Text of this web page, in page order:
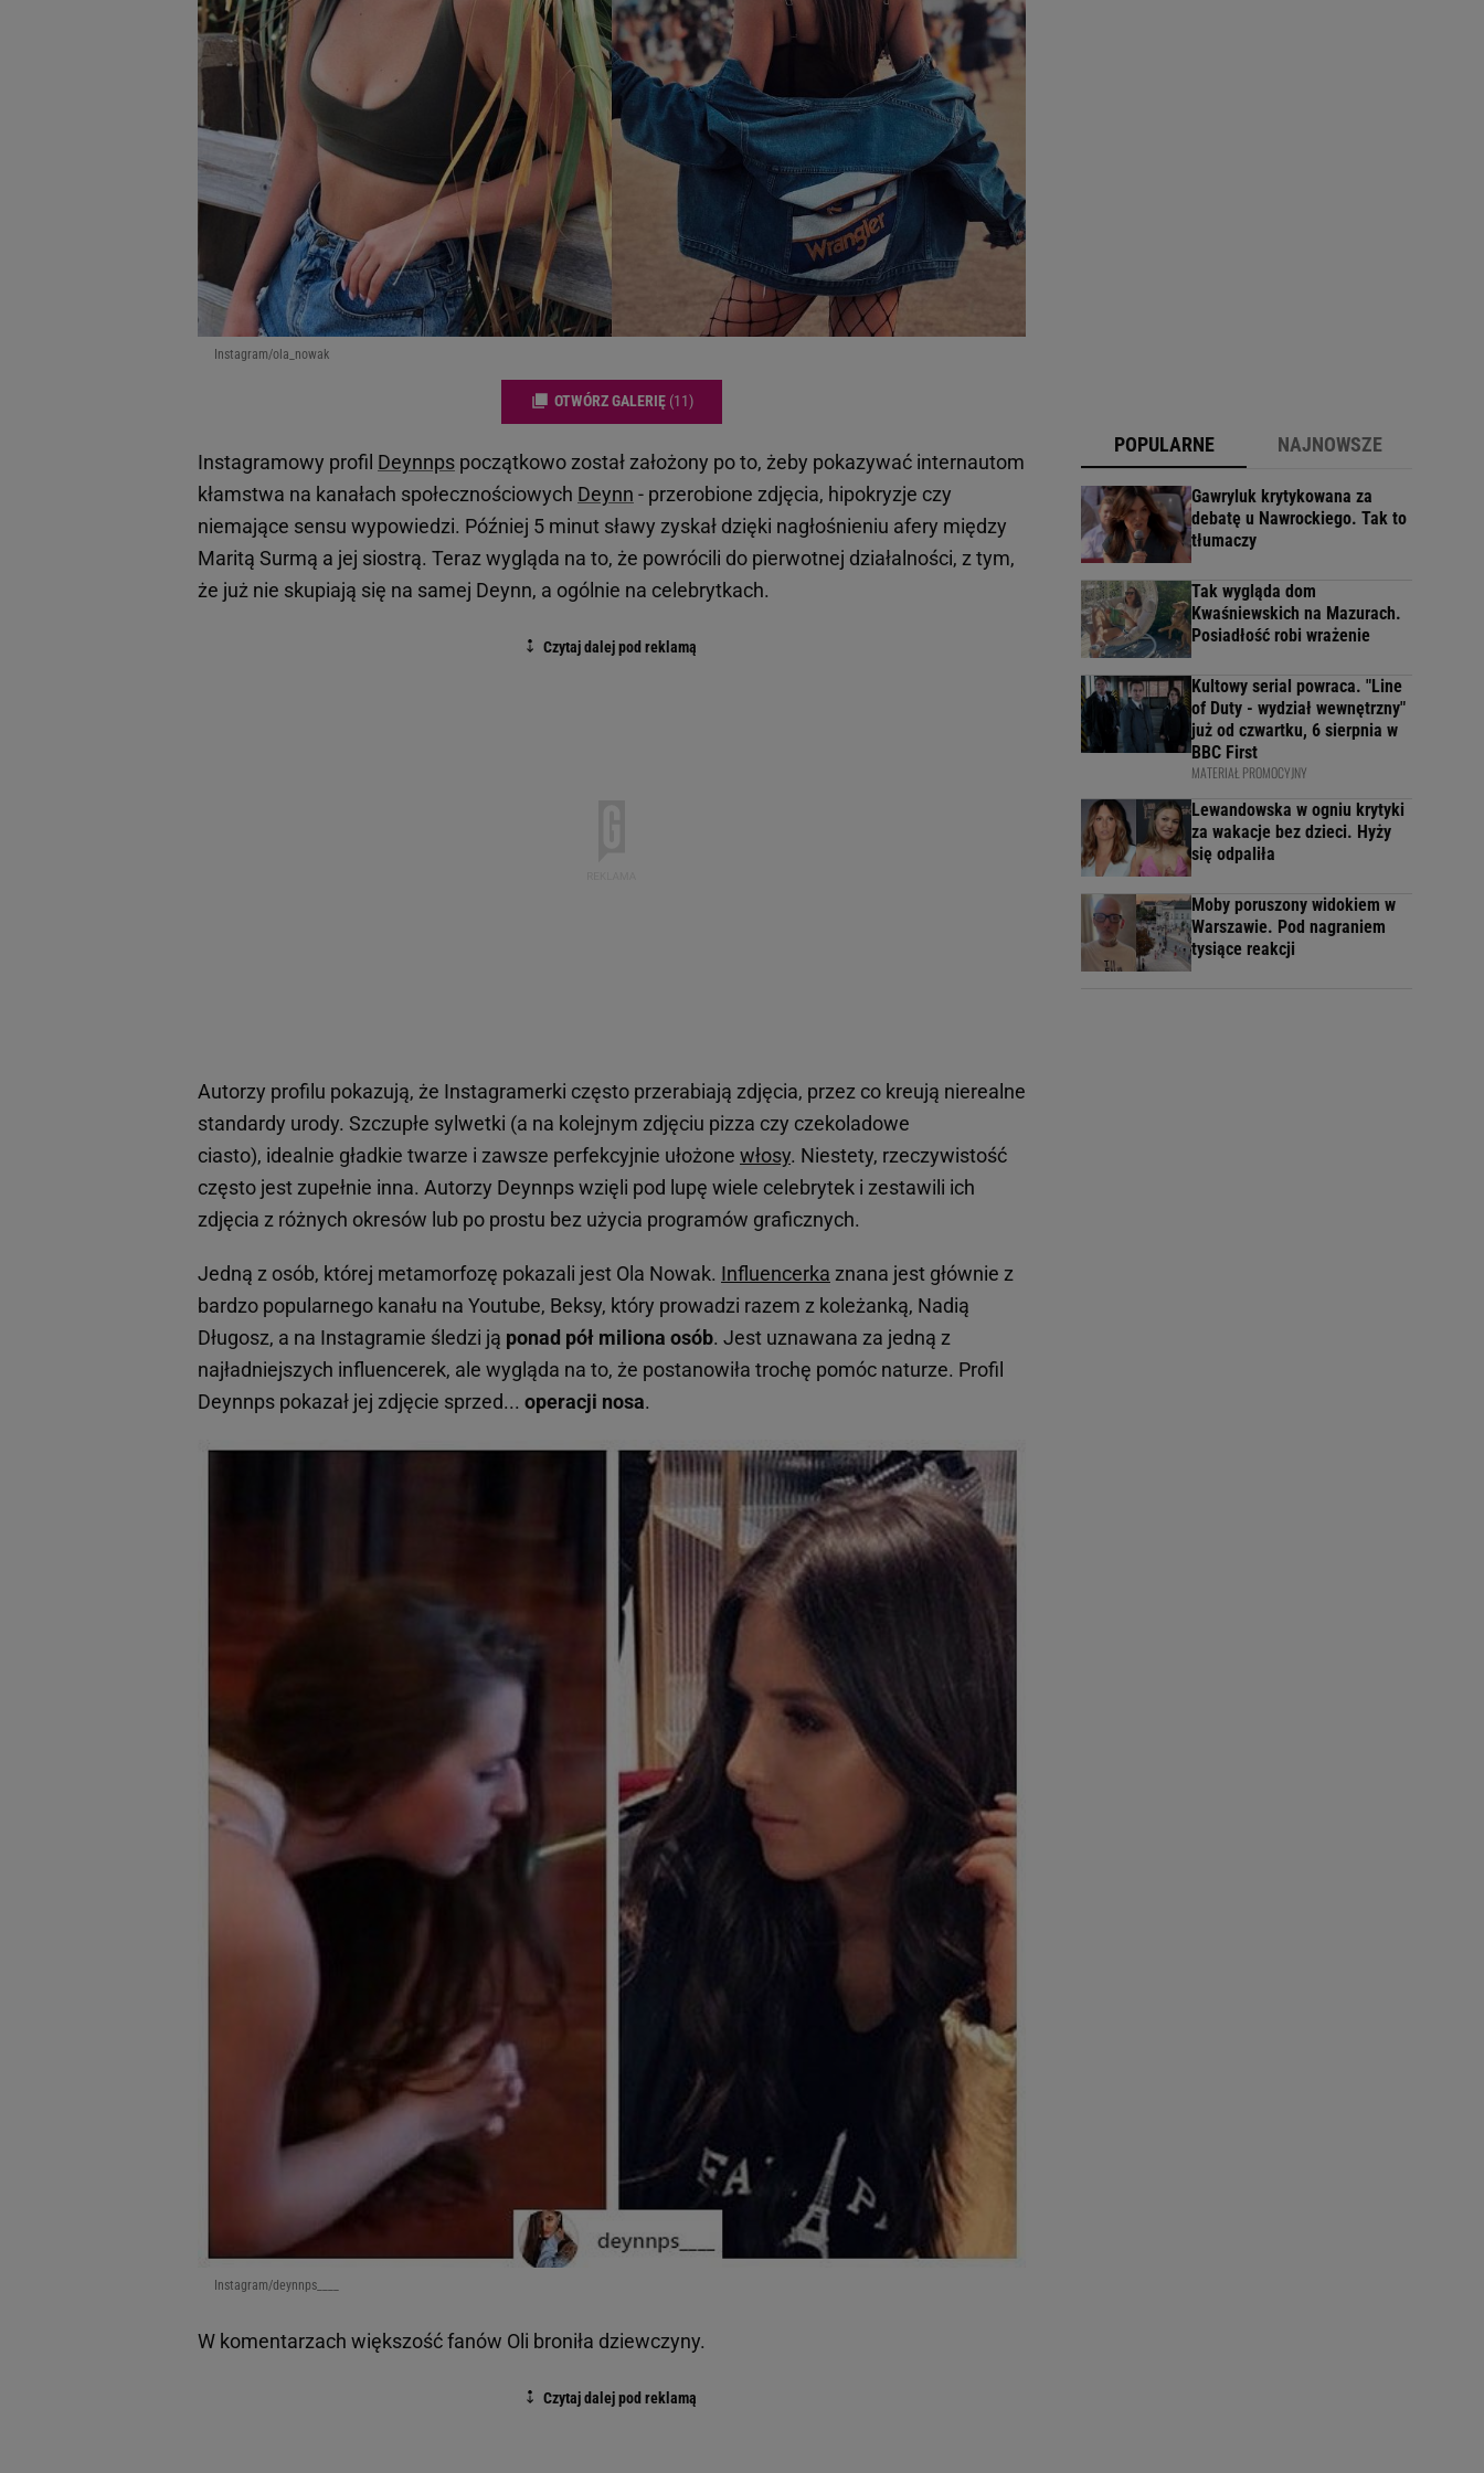
Instagram/ola_nowak
OTWÓRZ GALERIĘ (11)
Instagramowy profil Deynnps początkowo został założony po to, żeby pokazywać internautom
kłamstwa na kanałach społecznościowych Deynn - przerobione zdjęcia, hipokryzje czy
niemające sensu wypowiedzi. Później 5 minut sławy zyskał dzięki nagłośnieniu afery między
Maritą Surmą a jej siostrą. Teraz wygląda na to, że powrócili do pierwotnej działalności, z tym,
że już nie skupiają się na samej Deynn, a ogólnie na celebrytkach.
Autorzy profilu pokazują, że Instagramerki często przerabiają zdjęcia, przez co kreują nierealne
standardy urody. Szczupłe sylwetki (a na kolejnym zdjęciu pizza czy czekoladowe
ciasto), idealnie gładkie twarze i zawsze perfekcyjnie ułożone włosy. Niestety, rzeczywistość
często jest zupełnie inna. Autorzy Deynnps wzięli pod lupę wiele celebrytek i zestawili ich
zdjęcia z różnych okresów lub po prostu bez użycia programów graficznych.
Jedną z osób, której metamorfozę pokazali jest Ola Nowak. Influencerka znana jest głównie z
bardzo popularnego kanału na Youtube, Beksy, który prowadzi razem z koleżanką, Nadią
Długosz, a na Instagramie śledzi ją ponad pół miliona osób. Jest uznawana za jedną z
najładniejszych influencerek, ale wygląda na to, że postanowiła trochę pomóc naturze. Profil
Deynnps pokazał jej zdjęcie sprzed... operacji nosa.
Instagram/deynnps____
W komentarzach większość fanów Oli broniła dziewczyny.
POPULARNE NAJNOWSZE
Gawryluk krytykowana za
debatę u Nawrockiego. Tak to
tłumaczy
Tak wygląda dom
Kwaśniewskich na Mazurach.
Posiadłość robi wrażenie
Kultowy serial powraca. "Line
of Duty - wydział wewnętrzny"
już od czwartku, 6 sierpnia w
BBC First
MATERIAŁ PROMOCYJNY
Lewandowska w ogniu krytyki
za wakacje bez dzieci. Hyży
się odpaliła
Moby poruszony widokiem w
Warszawie. Pod nagraniem
tysiące reakcji